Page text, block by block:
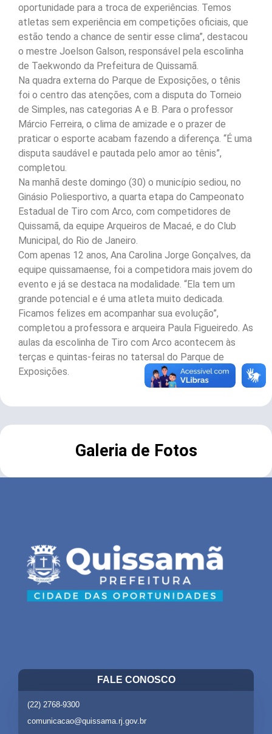
oportunidade para a troca de experiências. Temos
atletas sem experiência em competições oficiais, que
estão tendo a chance de sentir esse clima”, destacou
o mestre Joelson Galson, responsável pela escolinha
de Taekwondo da Prefeitura de Quissamã.
Na quadra externa do Parque de Exposições, o tênis
foi o centro das atenções, com a disputa do Torneio
de Simples, nas categorias A e B. Para o professor
Márcio Ferreira, o clima de amizade e o prazer de
praticar o esporte acabam fazendo a diferença. “É uma
disputa saudável e pautada pelo amor ao tênis”,
completou.
Na manhã deste domingo (30) o município sediou, no
Ginásio Poliesportivo, a quarta etapa do Campeonato
Estadual de Tiro com Arco, com competidores de
Quissamã, da equipe Arqueiros de Macaé, e do Club
Municipal, do Rio de Janeiro.
Com apenas 12 anos, Ana Carolina Jorge Gonçalves, da
equipe quissamaense, foi a competidora mais jovem do
evento e já se destaca na modalidade. “Ela tem um
grande potencial e é uma atleta muito dedicada.
Ficamos felizes em acompanhar sua evolução”,
completou a professora e arqueira Paula Figueiredo. As
aulas da escolinha de Tiro com Arco acontecem às
terças e quintas-feiras no tatersal do Parque de
Exposições.
Galeria de Fotos
FALE CONOSCO
(22) 2768-9300
comunicacao@quissama.rj.gov.br